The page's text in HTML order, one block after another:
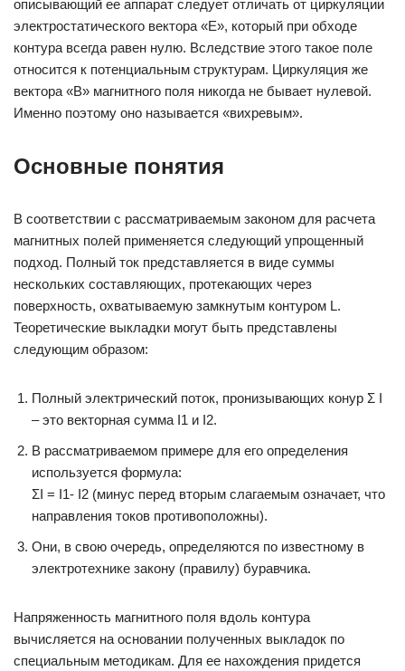
описывающий ее аппарат следует отличать от циркуляции
электростатического вектора «Е», который при обходе
контура всегда равен нулю. Вследствие этого такое поле
относится к потенциальным структурам. Циркуляция же
вектора «В» магнитного поля никогда не бывает нулевой.
Именно поэтому оно называется «вихревым».
Основные понятия
В соответствии с рассматриваемым законом для расчета
магнитных полей применяется следующий упрощенный
подход. Полный ток представляется в виде суммы
нескольких составляющих, протекающих через
поверхность, охватываемую замкнутым контуром L.
Теоретические выкладки могут быть представлены
следующим образом:
Полный электрический поток, пронизывающих конур Σ I
– это векторная сумма I1 и I2.
В рассматриваемом примере для его определения
используется формула:
ΣI = I1- I2 (минус перед вторым слагаемым означает, что
направления токов противоположны).
Они, в свою очередь, определяются по известному в
электротехнике закону (правилу) буравчика.
Напряженность магнитного поля вдоль контура
вычисляется на основании полученных выкладок по
специальным методикам. Для ее нахождения придется